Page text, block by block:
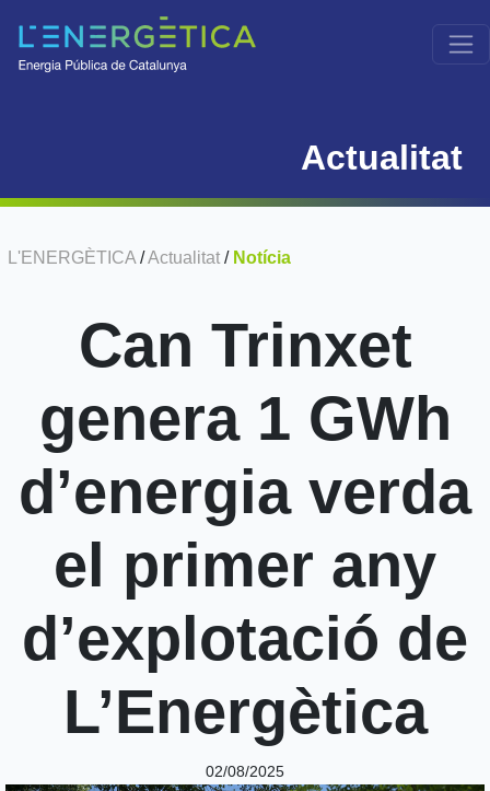
Actualitat
L'ENERGÈTICA /Actualitat / Notícia
Can Trinxet
genera 1 GWh
d’energia verda
el primer any
d’explotació de
L’Energètica
02/08/2025